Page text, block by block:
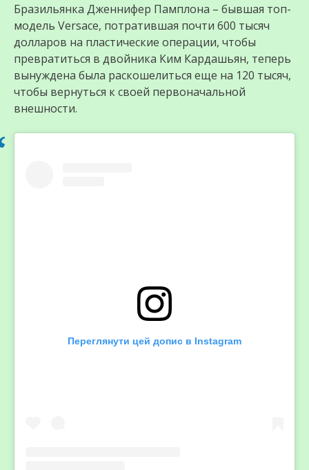
Бразильянка Дженнифер Памплона – бывшая топ-
модель Versace, потратившая почти 600 тысяч
долларов на пластические операции, чтобы
превратиться в двойника Ким Кардашьян, теперь
вынуждена была раскошелиться еще на 120 тысяч,
чтобы вернуться к своей первоначальной
внешности.
Переглянути цей допис в Instagram